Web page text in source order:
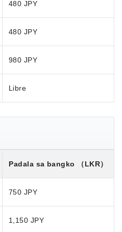
480 JPY
480 JPY
980 JPY
Libre
Padala sa bangko （LKR）
750 JPY
1,150 JPY